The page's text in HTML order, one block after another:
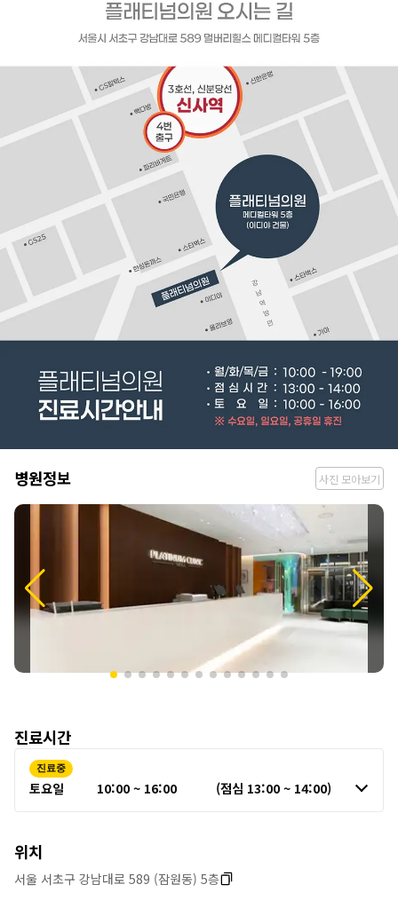
병
원
병원정보 사진 모아보기
진료시간
진료중
토요일 10:00 ~ 16:00 (점심 13:00 ~ 14:00)
위치
서울 서초구 강남대로 589 (잠원동) 5층